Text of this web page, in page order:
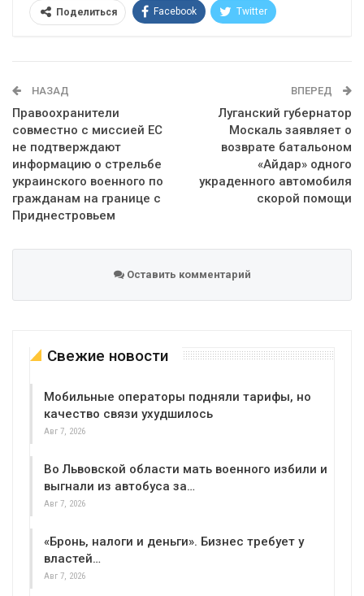
Поделиться Facebook Twitter
НАЗАД
Правоохранители
совместно с миссией ЕС
не подтверждают
информацию о стрельбе
украинского военного по
гражданам на границе с
Приднестровьем
ВПЕРЕД
Луганский губернатор
Москаль заявляет о
возврате батальоном
«Айдар» одного
украденного автомобиля
скорой помощи
Оставить комментарий
Свежие новости
Мобильные операторы подняли тарифы, но
качество связи ухудшилось
Авг 7, 2026
Во Львовской области мать военного избили и
выгнали из автобуса за…
Авг 7, 2026
«Бронь, налоги и деньги». Бизнес требует у
властей…
Авг 7, 2026